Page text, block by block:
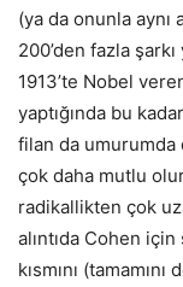
(ya da onunla
200’den fazla
1913’te Nobel
yaptığında bu
filan da
çok daha mutlu
radikallikten çok
alıntıda Cohen
kısmını